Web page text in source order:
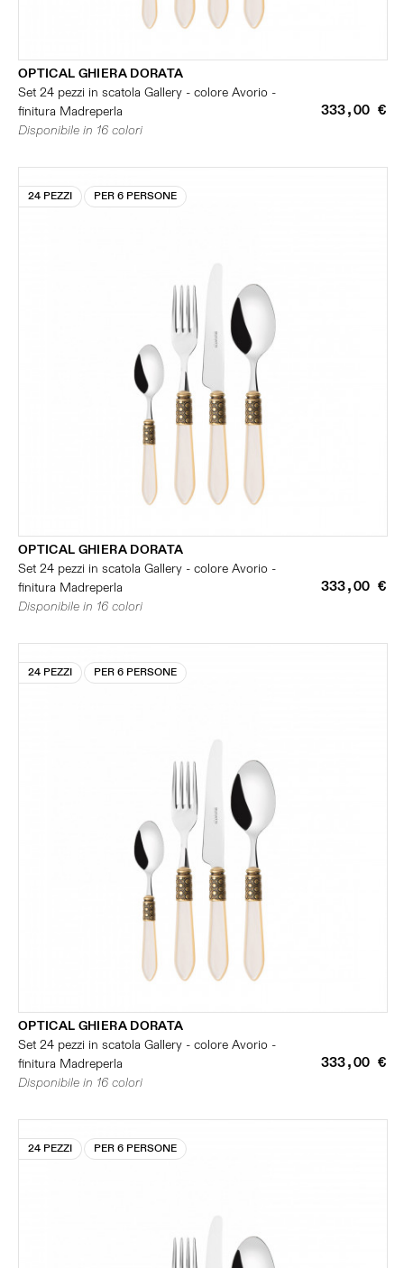
OPTICAL GHIERA DORATA
Set 24 pezzi in scatola Gallery - colore Avorio -
finitura Madreperla
333,00 €
Disponibile in 16 colori
24 PEZZI PER 6 PERSONE
OPTICAL GHIERA DORATA
Set 24 pezzi in scatola Gallery - colore Avorio -
finitura Madreperla
333,00 €
Disponibile in 16 colori
24 PEZZI PER 6 PERSONE
OPTICAL GHIERA DORATA
Set 24 pezzi in scatola Gallery - colore Avorio -
finitura Madreperla
333,00 €
Disponibile in 16 colori
24 PEZZI PER 6 PERSONE